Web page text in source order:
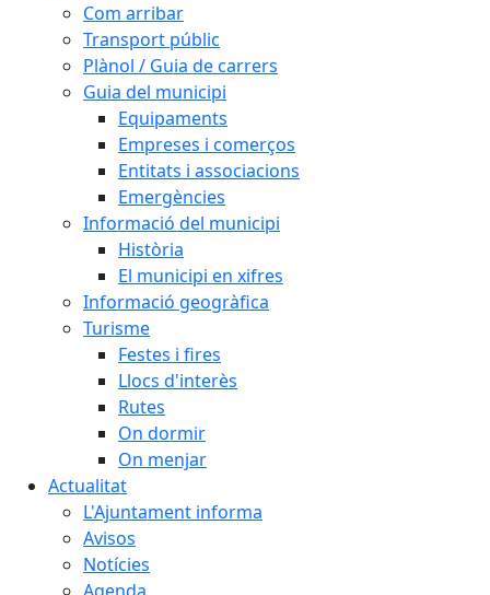
Com arribar
Transport públic
Plànol / Guia de carrers
Guia del municipi
Equipaments
Empreses i comerços
Entitats i associacions
Emergències
Informació del municipi
Història
El municipi en xifres
Informació geogràfica
Turisme
Festes i fires
Llocs d'interès
Rutes
On dormir
On menjar
Actualitat
L'Ajuntament informa
Avisos
Notícies